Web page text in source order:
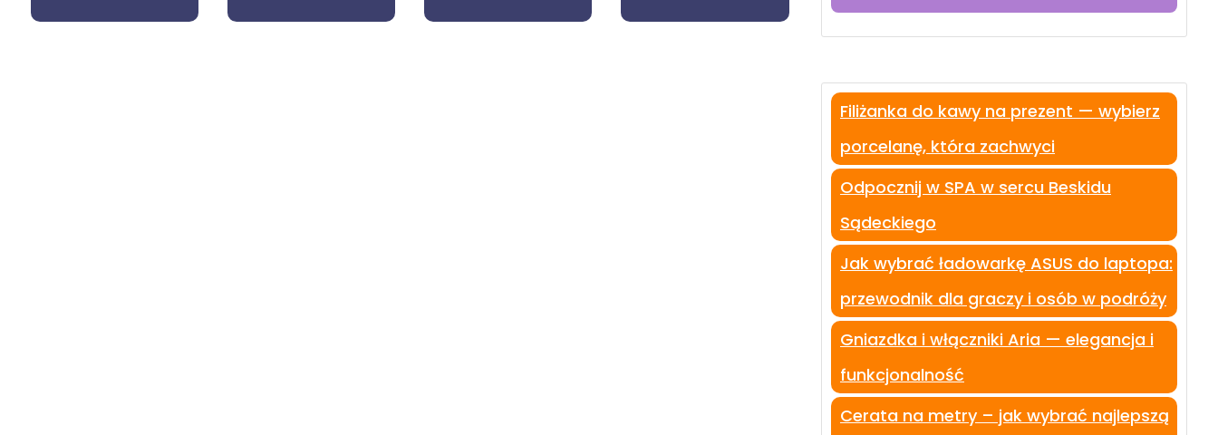
Filiżanka do kawy na prezent — wybierz
porcelanę, która zachwyci
Odpocznij w SPA w sercu Beskidu
Sądeckiego
Jak wybrać ładowarkę ASUS do laptopa:
przewodnik dla graczy i osób w podróży
Gniazdka i włączniki Aria — elegancja i
funkcjonalność
Cerata na metry – jak wybrać najlepszą